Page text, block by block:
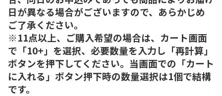
日が異なる場合がございますので、あらかじめ
ご了承ください。
※11点以上、ご購入希望の場合は、カート画面
で「10+」を選択、必要数量を入力し「再計算」
ボタンを押下してください。当画面での「カート
に入れる」ボタン押下時の数量選択は1個で結構
です。